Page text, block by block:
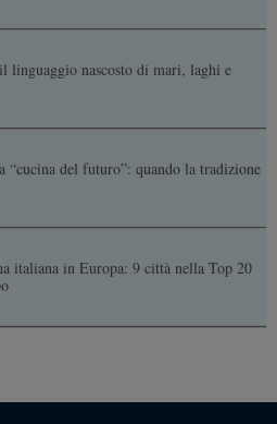
linguaggio nascosto di mari, laghi e
“cucina del futuro”: quando la tradizione
italiana in Europa: 9 città nella Top 20